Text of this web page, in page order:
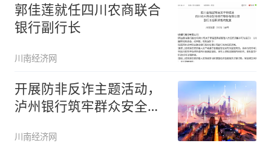
郭佳莲就任四川农商联合
银行副行长
川南经济网
开展防非反诈主题活动，
泸州银行筑牢群众安全意
川南经济网